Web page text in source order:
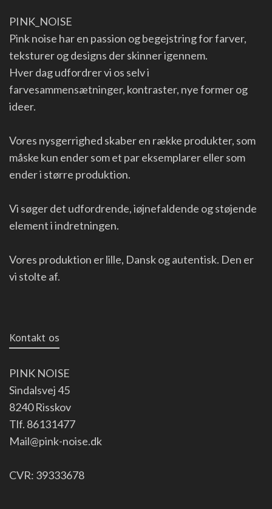
PINK_NOISE
Pink noise har en passion og begejstring for farver,
teksturer og designs der skinner igennem.
Hver dag udfordrer vi os selv i
farvesammensætninger, kontraster, nye former og
ideer.
Vores nysgerrighed skaber en række produkter, som
måske kun ender som et par eksemplarer eller som
ender i større produktion.
Vi søger det udfordrende, iøjnefaldende og støjende
element i indretningen.
Vores produktion er lille, Dansk og autentisk. Den er
vi stolte af.
Kontakt os
PINK NOISE
Sindalsvej 45
8240 Risskov
Tlf. 86131477
Mail@pink-noise.dk
CVR: 39333678